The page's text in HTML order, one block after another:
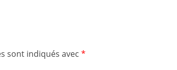
sont indiqués avec *